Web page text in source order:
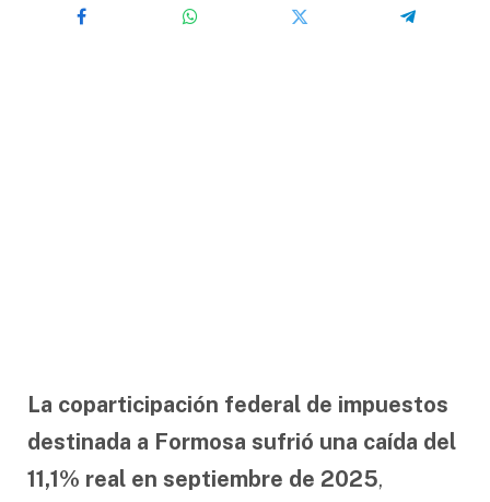
La coparticipación federal de impuestos
destinada a Formosa sufrió una caída del
11,1% real en septiembre de 2025,